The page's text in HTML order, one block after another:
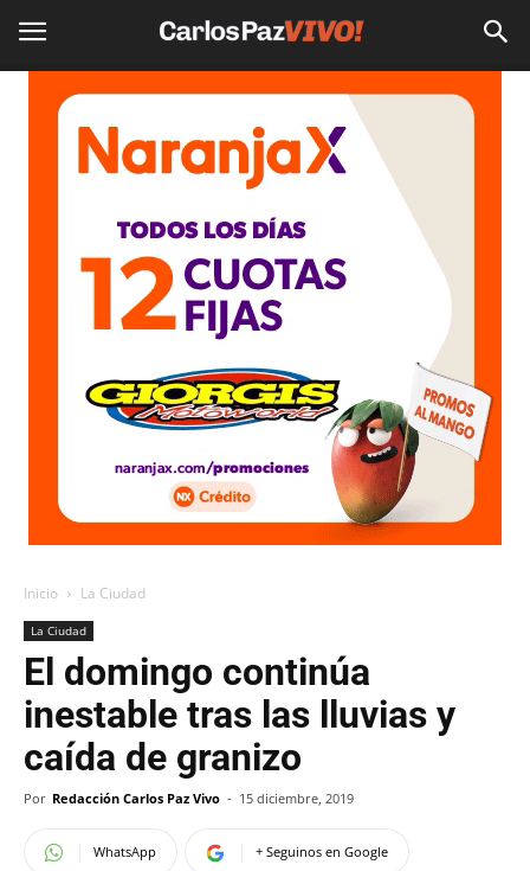
Inicio La Ciudad
La Ciudad
El domingo continúa
inestable tras las lluvias y
caída de granizo
Por Redacción Carlos Paz Vivo - 15 diciembre, 2019
WhatsApp + Seguinos en Google